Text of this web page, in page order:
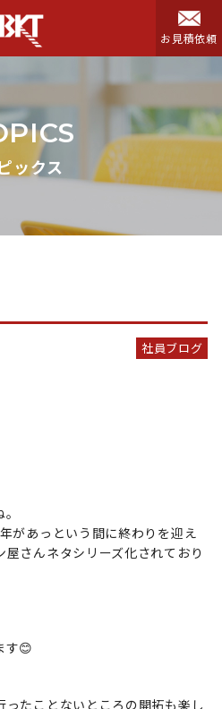
お見積依頼
ックス
社員ブログ
があっという間に終わりを迎え
さんネタシリーズ化されており
す😊
たことないところの開拓も楽し